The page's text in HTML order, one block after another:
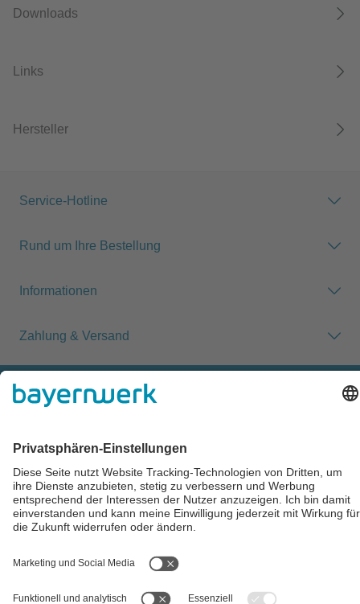
Downloads
Links
Hersteller
Service-Hotline
Rund um Ihre Bestellung
Informationen
Zahlung & Versand
Cookie-Einstellungen
Alle Preise inkl. gesetzl. Mehrwertsteuer zzgl.Versandkosten und
ggf. Nachnahmegebühren, wenn nicht anders angegeben.
UStG (Gebrauchtgegenstände/Sonderregelung). Ein gesonderter
Ausweis der Umsatzsteuer für gebrauchte oder
wiederaufbereitete Gegenstände ist nicht zulässig.